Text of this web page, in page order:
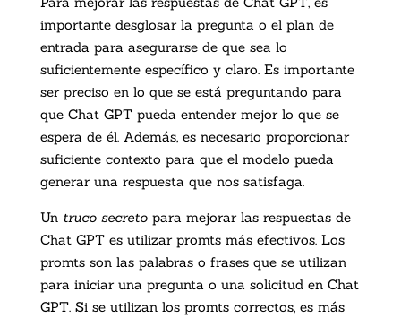
importante desglosar la pregunta o el plan de
entrada para asegurarse de que sea lo
suficientemente específico y claro. Es importante
ser preciso en lo que se está preguntando para
que Chat GPT pueda entender mejor lo que se
espera de él. Además, es necesario proporcionar
suficiente contexto para que el modelo pueda
generar una respuesta que nos satisfaga.
Un truco secretopara mejorar las respuestas de
Chat GPT es utilizar promts más efectivos. Los
promts son las palabras o frases que se utilizan
para iniciar una pregunta o una solicitud en Chat
GPT. Si se utilizan los promts correctos, es más